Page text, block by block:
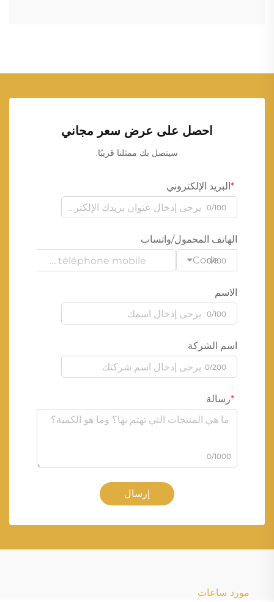
احصل على عرض سعر مجاني
سيتصل بك ممثلنا قريبًا.
البريد الإلكتروني
0/100
الهاتف المحمول/واتساب
Code
0/100
الاسم
0/100
اسم الشركة
0/200
رسالة
0/1000
إرسال
مورد ساعات